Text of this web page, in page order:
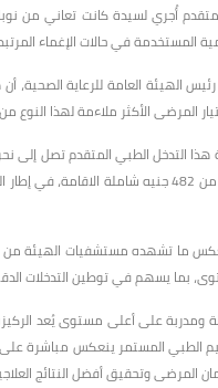
أُجري لسيدة كانت تعاني من
المستخدمة في حالات الإغماء
الهيئة العامة للرعاية الصحية،
المرضى الأكثر ملاءمة لهذا النوع
الصحي الشامل والمريضة لم تتحمل أكثر من
ما تشهده مستشفيات الهيئة من
بما يسهم في توطين التدخلات
ومدربة على أعلى مستوى يُعد
الطبي المستمر ينعكس مباشرة
المرضى وتحقيق أفضل النتائج